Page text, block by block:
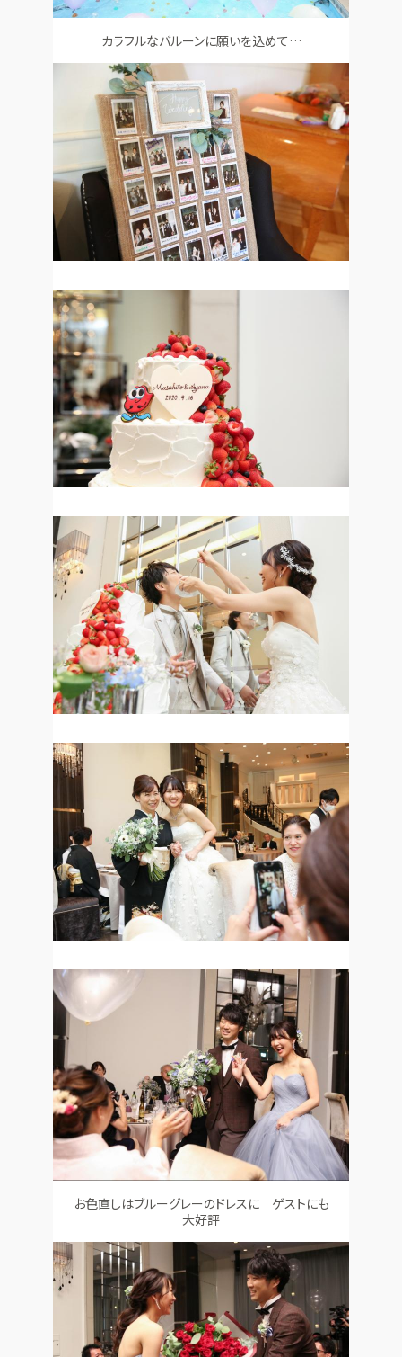
カラフルなバルーンに願いを込めて…
お色直しはブルーグレーのドレスに ゲストにも
大好評